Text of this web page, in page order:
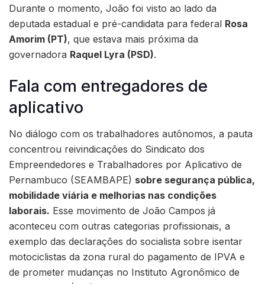
Durante o momento, João foi visto ao lado da
deputada estadual e pré-candidata para federal Rosa
Amorim (PT), que estava mais próxima da
governadora Raquel Lyra (PSD).
Fala com entregadores de
aplicativo
No diálogo com os trabalhadores autônomos, a pauta
concentrou reivindicações do Sindicato dos
Empreendedores e Trabalhadores por Aplicativo de
Pernambuco (SEAMBAPE) sobre segurança pública,
mobilidade viária e melhorias nas condições
laborais. Esse movimento de João Campos já
aconteceu com outras categorias profissionais, a
exemplo das declarações do socialista sobre isentar
motociclistas da zona rural do pagamento de IPVA e
de prometer mudanças no Instituto Agronômico de